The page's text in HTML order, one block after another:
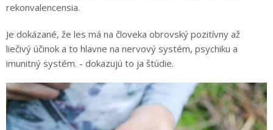
rekonvalencensia.
Je dokázané, že les má na človeka obrovský pozitívny až
liečivý účinok a to hlavne na nervový systém, psychiku a
imunitný systém. - dokazujú to ja štúdie.